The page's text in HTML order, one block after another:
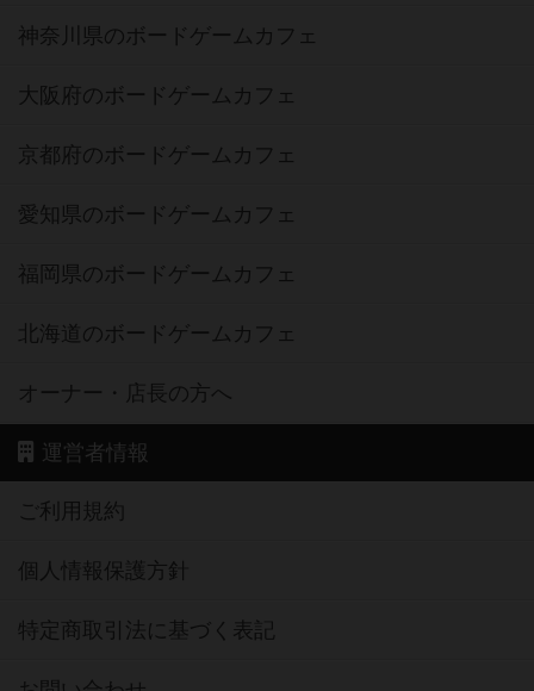
神奈川県のボードゲームカフェ
大阪府のボードゲームカフェ
京都府のボードゲームカフェ
愛知県のボードゲームカフェ
福岡県のボードゲームカフェ
北海道のボードゲームカフェ
オーナー・店長の方へ
運営者情報
ご利用規約
個人情報保護方針
特定商取引法に基づく表記